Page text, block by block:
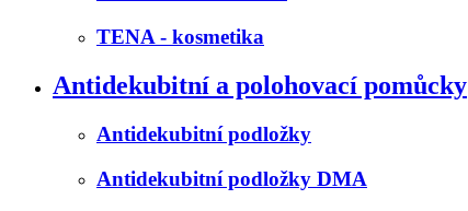
TENA - kosmetika
Antidekubitní a polohovací pomůcky
Antidekubitní podložky
Antidekubitní podložky DMA